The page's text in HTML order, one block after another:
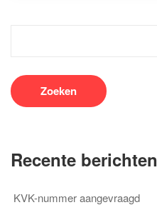
Recente berichten
KVK-nummer aangevraagd